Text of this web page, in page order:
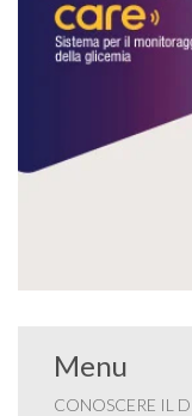
Menu
CONOSCERE IL